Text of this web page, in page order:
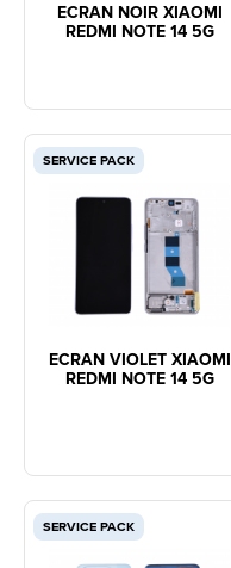
ECRAN NOIR XIAOMI
REDMI NOTE 14 5G
SERVICE PACK
ECRAN VIOLET XIAOMI
REDMI NOTE 14 5G
SERVICE PACK